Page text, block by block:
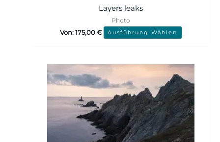
Layers leaks
Photo
Von:175,00€ Ausführung Wählen